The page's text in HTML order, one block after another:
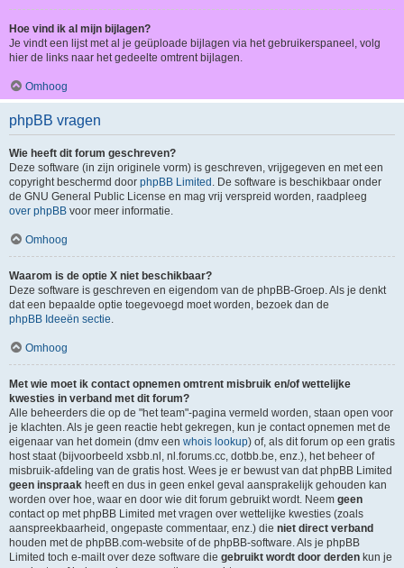
Hoe vind ik al mijn bijlagen?
Je vindt een lijst met al je geüploade bijlagen via het gebruikerspaneel, volg
hier de links naar het gedeelte omtrent bijlagen.
Omhoog
phpBB vragen
Wie heeft dit forum geschreven?
Deze software (in zijn originele vorm) is geschreven, vrijgegeven en met een
copyright beschermd door phpBB Limited . De software is beschikbaar onder
de GNU General Public License en mag vrij verspreid worden, raadpleeg
over phpBB voor meer informatie.
Omhoog
Waarom is de optie X niet beschikbaar?
Deze software is geschreven en eigendom van de phpBB-Groep. Als je denkt
dat een bepaalde optie toegevoegd moet worden, bezoek dan de
phpBB Ideeën sectie.
Omhoog
Met wie moet ik contact opnemen omtrent misbruik en/of wettelijke
kwesties in verband met dit forum?
Alle beheerders die op de "het team"-pagina vermeld worden, staan open voor
je klachten. Als je geen reactie hebt gekregen, kun je contact opnemen met de
eigenaar van het domein (dmv een whois lookup) of, als dit forum op een gratis
host staat (bijvoorbeeld xsbb.nl, nl.forums.cc, dotbb.be, enz.), het beheer of
misbruik-afdeling van de gratis host. Wees je er bewust van dat phpBB Limited
geen inspraak heeft en dus in geen enkel geval aansprakelijk gehouden kan
worden over hoe, waar en door wie dit forum gebruikt wordt. Neem geen
contact op met phpBB Limited met vragen over wettelijke kwesties (zoals
aanspreekbaarheid, ongepaste commentaar, enz.) die niet direct verband
houden met de phpBB.com-website of de phpBB-software. Als je phpBB
Limited toch e-mailt over deze software die gebruikt wordt door derden kun je